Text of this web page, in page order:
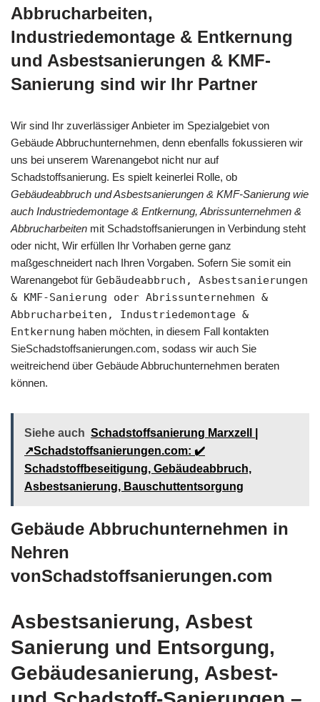
Abbrucharbeiten,
Industriedemontage & Entkernung
und Asbestsanierungen & KMF-
Sanierung sind wir Ihr Partner
Wir sind Ihr zuverlässiger Anbieter im Spezialgebiet von
Gebäude Abbruchunternehmen, denn ebenfalls fokussieren wir
uns bei unserem Warenangebot nicht nur auf
Schadstoffsanierung. Es spielt keinerlei Rolle, ob
Gebäudeabbruch und Asbestsanierungen & KMF-Sanierung wie
auch Industriedemontage & Entkernung, Abrissunternehmen &
Abbrucharbeiten mit Schadstoffsanierungen in Verbindung steht
oder nicht, Wir erfüllen Ihr Vorhaben gerne ganz
maßgeschneidert nach Ihren Vorgaben. Sofern Sie somit ein
Warenangebot für Gebäudeabbruch, Asbestsanierungen
& KMF-Sanierung oder Abrissunternehmen &
Abbrucharbeiten, Industriedemontage &
Entkernung haben möchten, in diesem Fall kontakten
SieSchadstoffsanierungen.com, sodass wir auch Sie
weitreichend über Gebäude Abbruchunternehmen beraten
können.
Siehe auch Schadstoffsanierung Marxzell |
↗️Schadstoffsanierungen.com: ✔️
Schadstoffbeseitigung, Gebäudeabbruch,
Asbestsanierung, Bauschuttentsorgung
Gebäude Abbruchunternehmen in
Nehren
vonSchadstoffsanierungen.com
Asbestsanierung, Asbest
Sanierung und Entsorgung,
Gebäudesanierung, Asbest-